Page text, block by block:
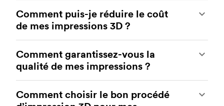
Comment puis-je réduire le coût
de mes impressions 3D ?
nécessaire de comprendre l’impact de certains
facteurs sur le coût. Les principaux facteurs qui
influencent le coût sont le type de matériau, le
volume individuel de la pièce, la technologie
d’impression et les exigences de post-
Comment garantissez-vous la
qualité de mes impressions ?
d’impression 3D expérimentés de notre réseau.
Comment choisir le bon procédé